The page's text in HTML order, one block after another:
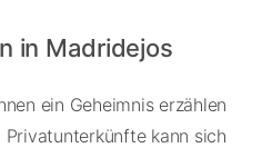
in Madridejos
ein Geheimnis erzählen
kann sich